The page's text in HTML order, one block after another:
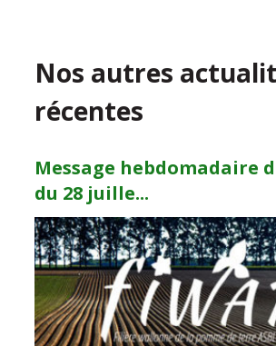
Nos autres
récentes
Message hebdomadaire
du 28 juille...